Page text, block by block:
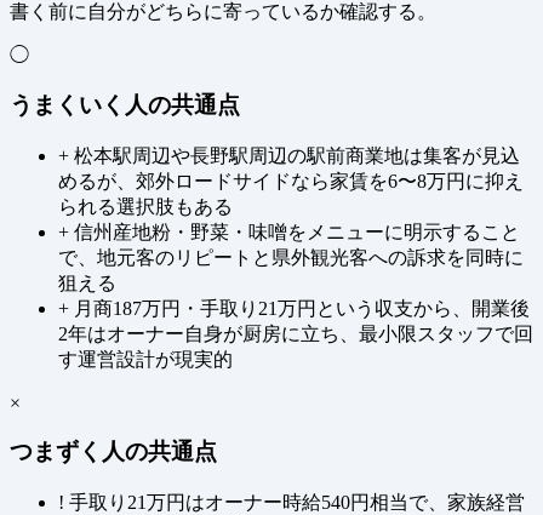
書く前に自分がどちらに寄っているか確認する。
◯
うまくいく人の共通点
+ 松本駅周辺や長野駅周辺の駅前商業地は集客が見込
めるが、郊外ロードサイドなら家賃を6〜8万円に抑え
られる選択肢もある
+ 信州産地粉・野菜・味噌をメニューに明示すること
で、地元客のリピートと県外観光客への訴求を同時に
狙える
+ 月商187万円・手取り21万円という収支から、開業後
2年はオーナー自身が厨房に立ち、最小限スタッフで回
す運営設計が現実的
×
つまずく人の共通点
! 手取り21万円はオーナー時給540円相当で、家族経営